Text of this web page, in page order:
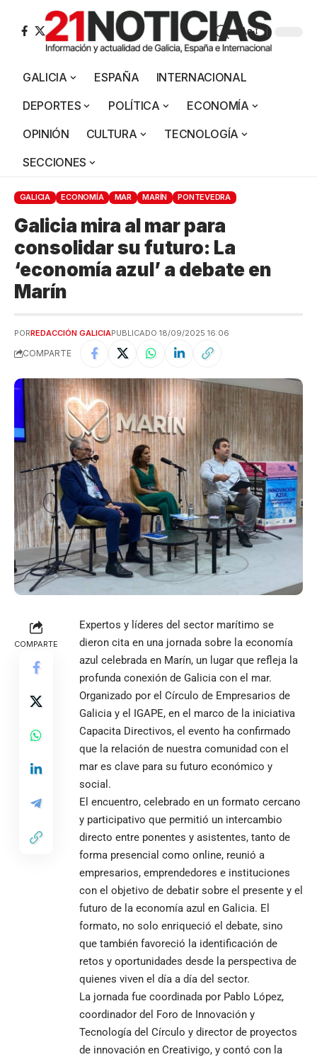
Aa
GALICIA ESPAÑA
INTERNACIONAL
DEPORTES
POLÍTICA
ECONOMÍA
OPINIÓN
CULTURA
TECNOLOGÍA
SECCIONES
GALICIA ECONOMÍA MAR MARÍN PONTEVEDRA
Galicia mira al mar para
consolidar su futuro: La
‘economía azul’ a debate en
Marín
PORREDACCIÓN GALICIAPUBLICADO 18/09/2025 16:06
COMPARTE
COMPARTE
Expertos y líderes del sector marítimo se
dieron cita en una jornada sobre la economía
azul celebrada en Marín, un lugar que refleja la
profunda conexión de Galicia con el mar.
Organizado por el Círculo de Empresarios de
Galicia y el IGAPE, en el marco de la iniciativa
Capacita Directivos, el evento ha confirmado
que la relación de nuestra comunidad con el
mar es clave para su futuro económico y
social.
El encuentro, celebrado en un formato cercano
y participativo que permitió un intercambio
directo entre ponentes y asistentes, tanto de
forma presencial como online, reunió a
empresarios, emprendedores e instituciones
con el objetivo de debatir sobre el presente y el
futuro de la economía azul en Galicia. El
formato, no solo enriqueció el debate, sino
que también favoreció la identificación de
retos y oportunidades desde la perspectiva de
quienes viven el día a día del sector.
La jornada fue coordinada por Pablo López,
coordinador del Foro de Innovación y
Tecnología del Círculo y director de proyectos
de innovación en Creativigo, y contó con la